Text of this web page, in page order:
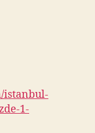
istanbul-
1-